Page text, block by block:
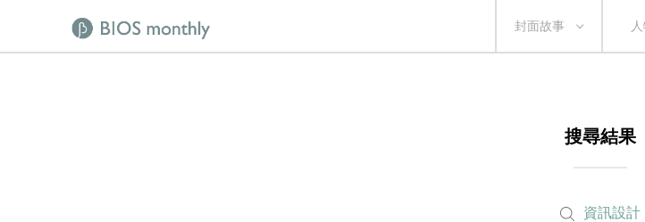
封面故事
搜尋結果
資訊設計